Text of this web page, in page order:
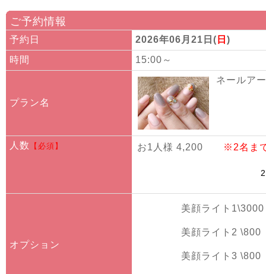
ご予約情報
予約日 2026年06月21日( 日 )
時間
15:00～
プラン名
ネールア
人数 【必須】 お1人様 4,200 ※2名ま
オプション
美顔ライト1\3000
美顔ライト2 \800
美顔ライト3 \800